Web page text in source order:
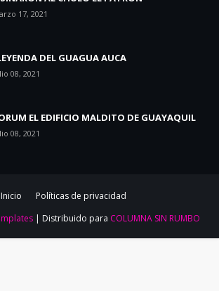
17, 2021
DEL GUAGUA AUCA
08, 2021
EL EDIFICIO MALDITO DE GUAYAQUIL
08, 2021
Inicio
Políticas de privacidad
| Distribuido para COLUMNA SIN RUMBO